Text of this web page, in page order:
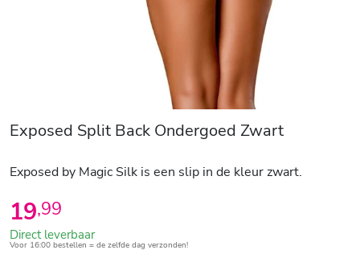
Exposed Split Back Ondergoed Zwart
Exposed by Magic Silk is een slip in de kleur zwart.
19,99
Direct leverbaar
Voor 16:00 bestellen = de zelfde dag verzonden!